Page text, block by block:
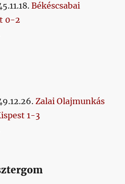
Békéscsabai
0-2
Zalai Olajmunkás
1-3